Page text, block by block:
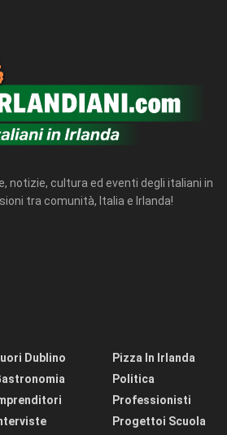
notizie, cultura ed eventi degli italiani in
tra comunità, Italia e Irlanda!
Dublino
Pizza In Irlanda
Politica
Professionisti
Progettoi Scuola